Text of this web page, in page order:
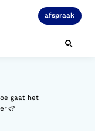
afspraak
gaat het